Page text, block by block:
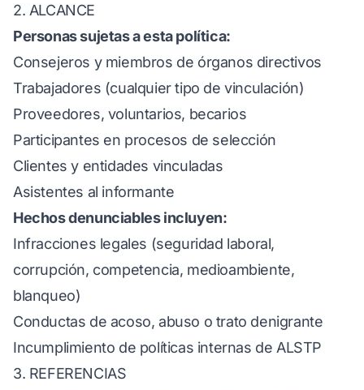
2. ALCANCE
Personas sujetas a esta política:
Consejeros y miembros de órganos directivos
Trabajadores (cualquier tipo de vinculación)
Proveedores, voluntarios, becarios
Participantes en procesos de selección
Clientes y entidades vinculadas
Asistentes al informante
Hechos denunciables incluyen:
Infracciones legales (seguridad laboral,
corrupción, competencia, medioambiente,
blanqueo)
Conductas de acoso, abuso o trato denigrante
Incumplimiento de políticas internas de ALSTP
3. REFERENCIAS